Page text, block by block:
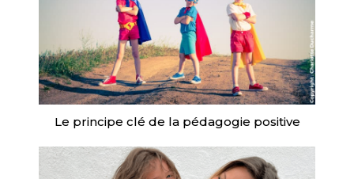
Le principe clé de la pédagogie positive